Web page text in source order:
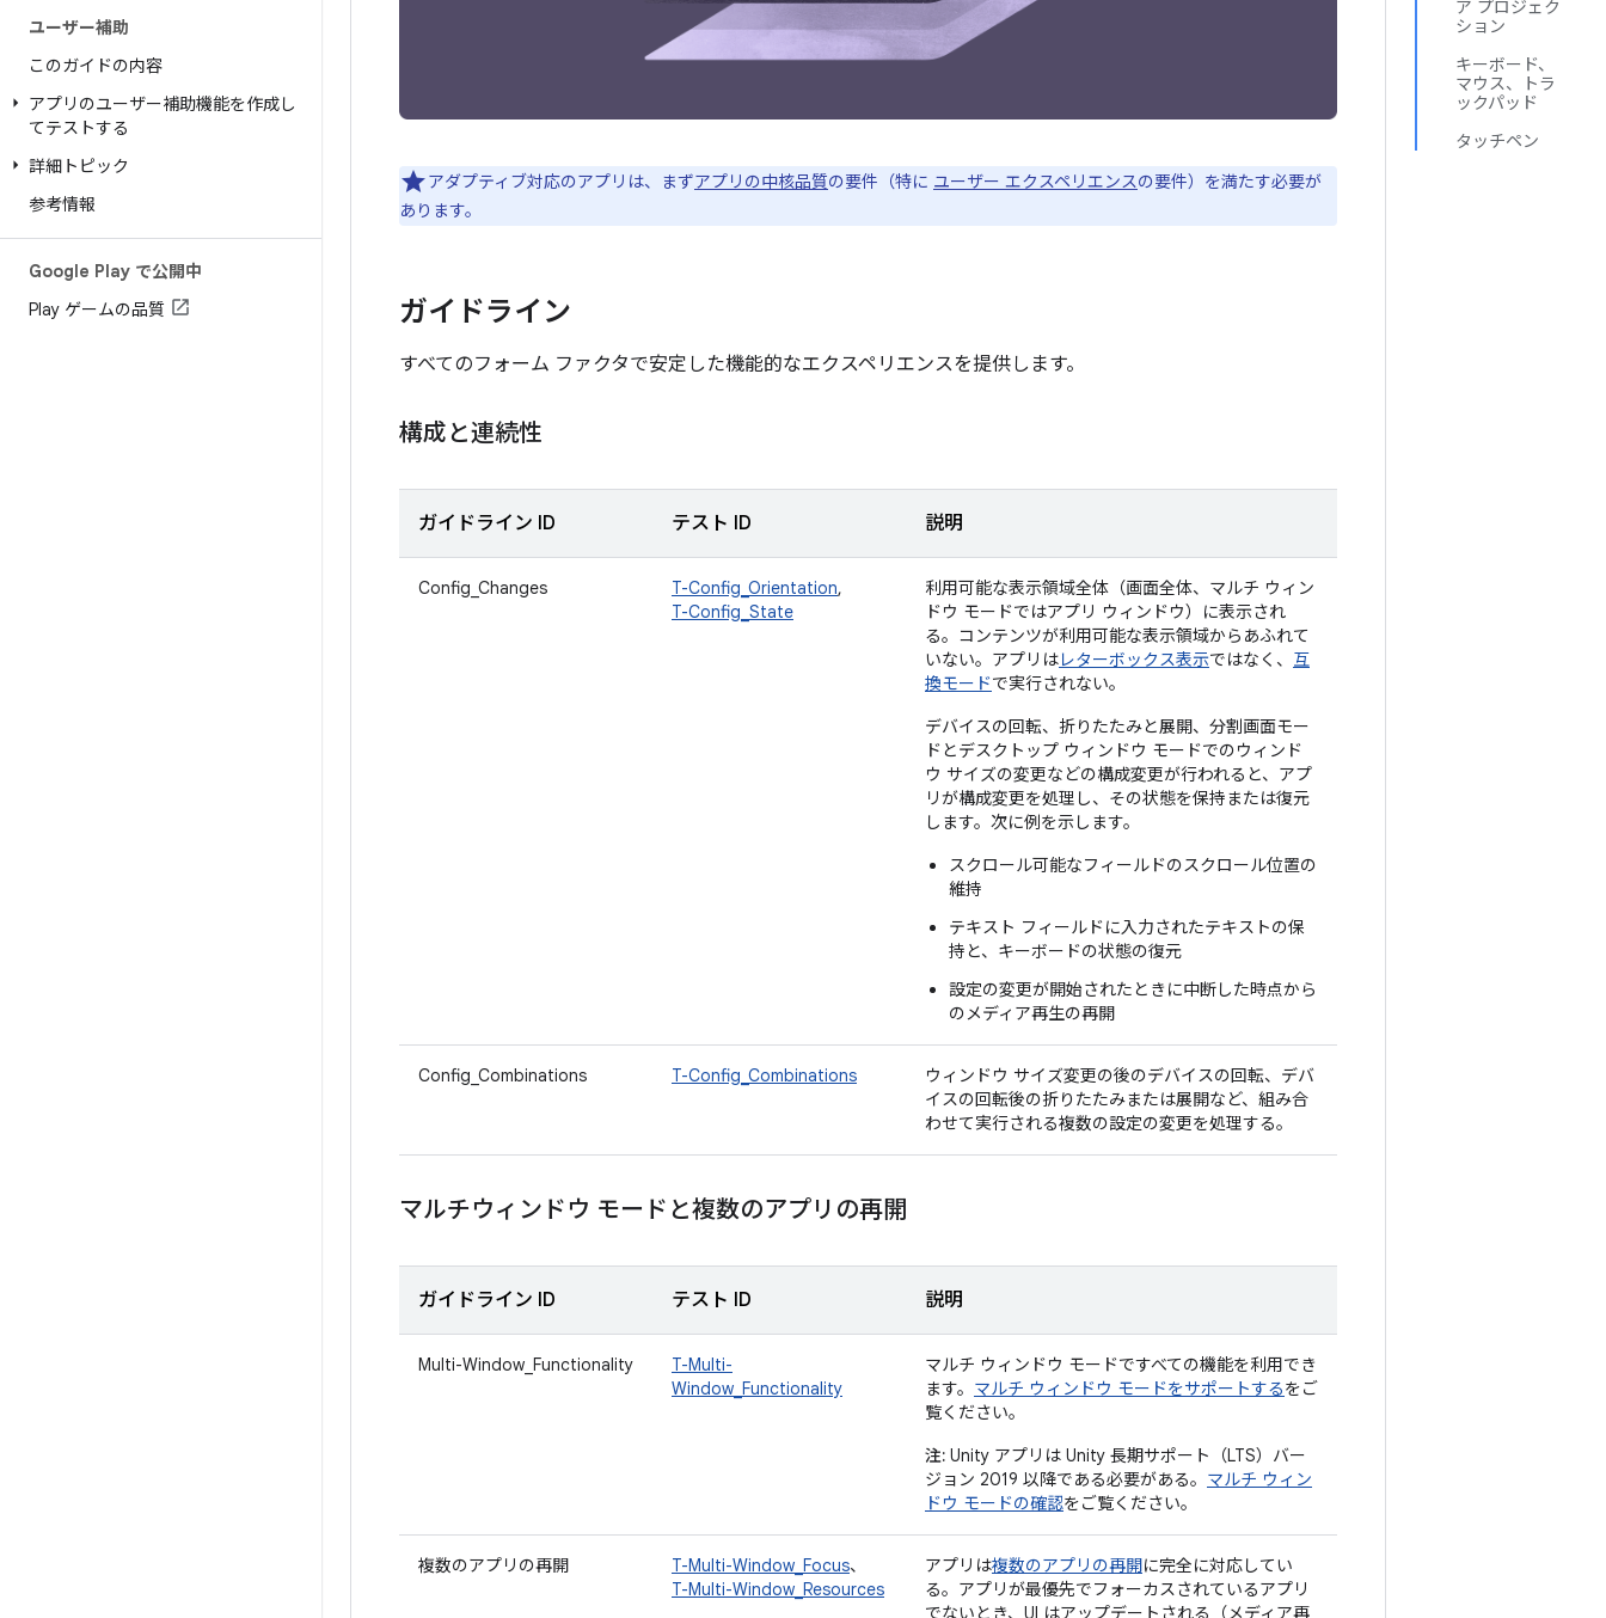
ユーザー補助
このガイドの内容
アプリのユーザー補助機能を作成し
てテストする
詳細トピック
参考情報
Google Play で公開中
Play ゲームの品質
ア プロジェク
ション
キーボード、
マウス、トラ
ックパッド
タッチペン
アダプティブ対応のアプリは、まずアプリの中核品質の要件（特に ユーザー エクスペリエンスの要件）を満たす必要が
あります。
ガイドライン
すべてのフォーム ファクタで安定した機能的なエクスペリエンスを提供します。
構成と連続性
ガイドライン ID テスト ID 説明
Config_Changes T-Config_Orientation,
T-Config_State
利用可能な表示領域全体（画面全体、マルチ ウィン
ドウ モードではアプリ ウィンドウ）に表示され
る。コンテンツが利用可能な表示領域からあふれて
いない。アプリはレターボックス表示ではなく、 互
換モードで実行されない。
デバイスの回転、折りたたみと展開、分割画面モー
ドとデスクトップ ウィンドウ モードでのウィンド
ウ サイズの変更などの構成変更が行われると、アプ
リが構成変更を処理し、その状態を保持または復元
します。次に例を示します。
スクロール可能なフィールドのスクロール位置の
維持
テキスト フィールドに入力されたテキストの保
持と、キーボードの状態の復元
設定の変更が開始されたときに中断した時点から
のメディア再生の再開
Config_Combinations T-Config_Combinations
ウィンドウ サイズ変更の後のデバイスの回転、デバ
イスの回転後の折りたたみまたは展開など、組み合
わせて実行される複数の設定の変更を処理する。
マルチウィンドウ モードと複数のアプリの再開
ガイドライン ID テスト ID 説明
Multi-Window_Functionality
T-Multi-
Window_Functionality
マルチ ウィンドウ モードですべての機能を利用でき
ます。 マルチ ウィンドウ モードをサポートするをご
覧ください。
注: Unity アプリは Unity 長期サポート（LTS）バー
ジョン 2019 以降である必要がある。 マルチ ウィン
ドウ モードの確認をご覧ください。
複数のアプリの再開 T-Multi-Window_Focus、
T-Multi-Window_Resources
アプリは複数のアプリの再開 に完全に対応してい
る。アプリが最優先でフォーカスされているアプリ